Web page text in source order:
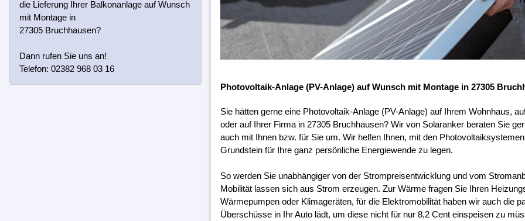
die Lieferung Ihrer Balkonanlage auf Wunsch
mit Montage in
27305 Bruchhausen?
Dann rufen Sie uns an!
Telefon: 02382 968 03 16
Photovoltaik-Anlage (PV-Anlage) auf Wunsch mit Montage in 27305
Sie hätten gerne eine Photovoltaik-Anlage (PV-Anlage) auf Ihrem Wohnhaus,
oder auf Ihrer Firma in 27305 Bruchhausen? Wir von Solaranker beraten Sie
auch mit Ihnen bzw. für Sie um. Wir helfen Ihnen, mit den
Grundstein für Ihre ganz persönliche Energiewende zu legen.
So werden Sie unabhängiger von der Strompreisentwicklung und vom
Mobilität lassen sich aus Strom erzeugen. Zur Wärme fragen Sie Ihren
Wärmepumpen oder Klimageräten, für die Elektromobilität haben wir auch die
Überschüsse in Ihr Auto lädt, um diese nicht für nur 8,2 Cent einspeisen zu